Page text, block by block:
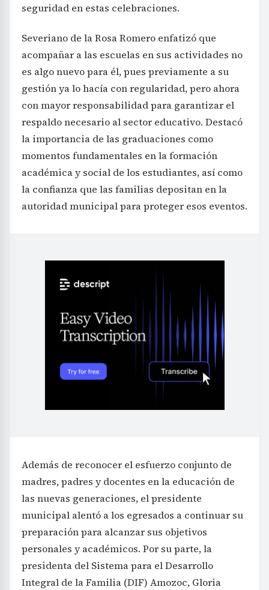
seguridad en estas celebraciones.
Severiano de la Rosa Romero enfatizó que
acompañar a las escuelas en sus actividades no
es algo nuevo para él, pues previamente a su
gestión ya lo hacía con regularidad, pero ahora
con mayor responsabilidad para garantizar el
respaldo necesario al sector educativo. Destacó
la importancia de las graduaciones como
momentos fundamentales en la formación
académica y social de los estudiantes, así como
la confianza que las familias depositan en la
autoridad municipal para proteger esos eventos.
Además de reconocer el esfuerzo conjunto de
madres, padres y docentes en la educación de
las nuevas generaciones, el presidente
municipal alentó a los egresados a continuar su
preparación para alcanzar sus objetivos
personales y académicos. Por su parte, la
presidenta del Sistema para el Desarrollo
Integral de la Familia (DIF) Amozoc, Gloria